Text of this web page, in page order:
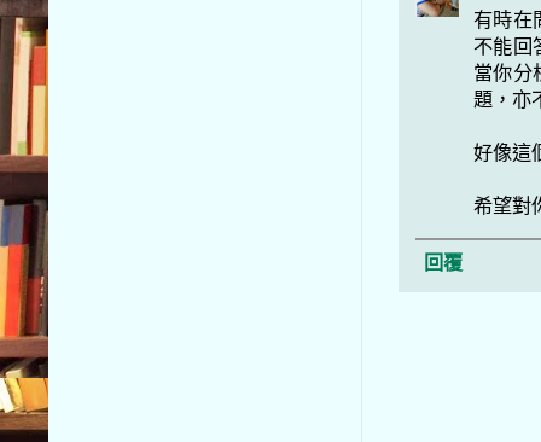
有時在
不能回
當你分
題，亦
好像這
希望對
回覆